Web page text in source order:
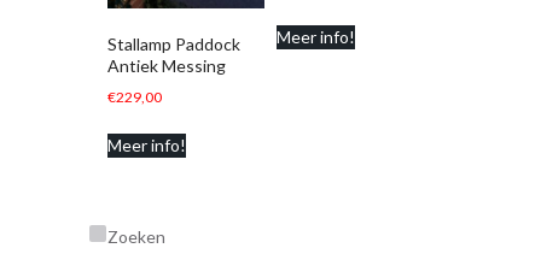
Stallamp Paddock
Antiek Messing
€229,00
Meer info!
Meer info!
Zoeken